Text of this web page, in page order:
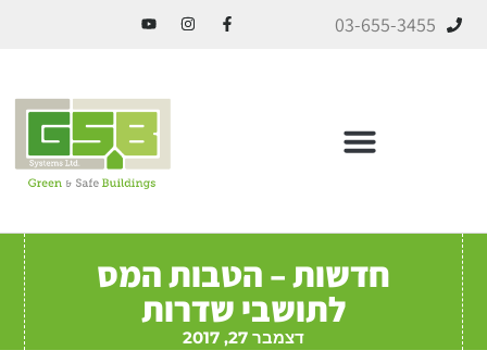
03-655-3455
חדשות – הטבות המס
לתושבי שדרות
דצמבר 27, 2017